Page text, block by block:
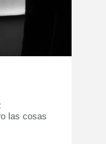
las cosas